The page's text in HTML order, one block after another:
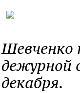
Шевченко
дежурной
декабря.